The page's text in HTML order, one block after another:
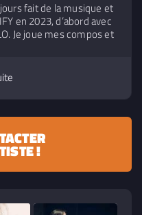
fait de la musique et
en 2023, d’abord avec
Je joue mes compos et
: PARTAGER la
!
!